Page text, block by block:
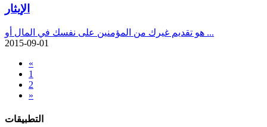
الإيثار
هو تقديم غيرك من المؤمنين على نفسك في المال أو ...
2015-09-01
«
1
2
»
التطبيقات